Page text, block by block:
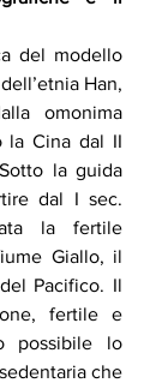
del modello
Han,
omonima
la Cina dal II
la guida
dal I sec.
la fertile
Giallo, il
Pacifico. Il
fertile e
possibile lo
che